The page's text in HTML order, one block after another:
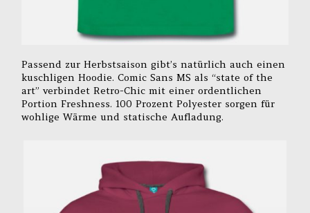
Passend zur Herbstsaison gibt’s natürlich auch einen
kuschligen Hoodie. Comic Sans MS als “state of the
art” verbindet Retro-Chic mit einer ordentlichen
Portion Freshness. 100 Prozent Polyester sorgen für
wohlige Wärme und statische Aufladung.